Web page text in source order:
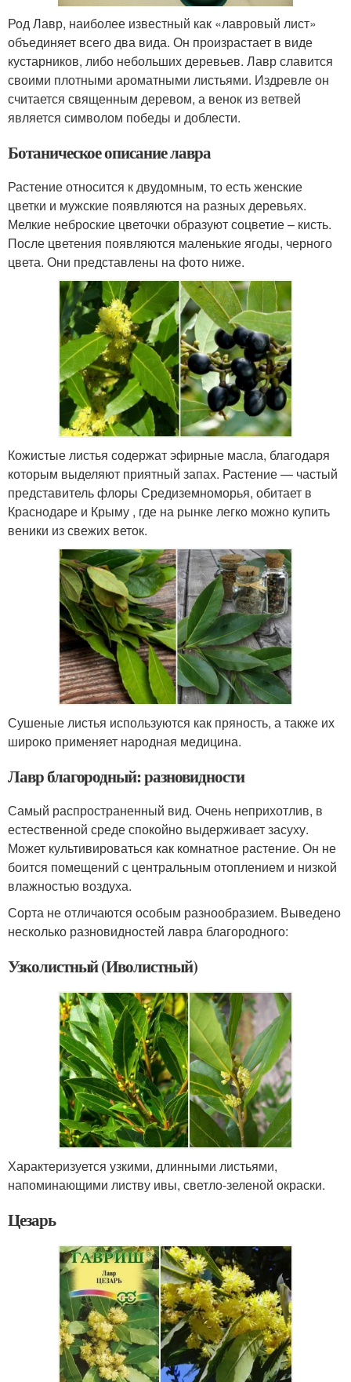
Род Лавр, наиболее известный как «лавровый лист»
объединяет всего два вида. Он произрастает в виде
кустарников, либо небольших деревьев. Лавр славится
своими плотными ароматными листьями. Издревле он
считается священным деревом, а венок из ветвей
является символом победы и доблести.
Ботаническое описание лавра
Растение относится к двудомным, то есть женские
цветки и мужские появляются на разных деревьях.
Мелкие неброские цветочки образуют соцветие – кисть.
После цветения появляются маленькие ягоды, черного
цвета. Они представлены на фото ниже.
Кожистые листья содержат эфирные масла, благодаря
которым выделяют приятный запах. Растение — частый
представитель флоры Средиземноморья, обитает в
Краснодаре и Крыму , где на рынке легко можно купить
веники из свежих веток.
Сушеные листья используются как пряность, а также их
широко применяет народная медицина.
Лавр благородный: разновидности
Самый распространенный вид. Очень неприхотлив, в
естественной среде спокойно выдерживает засуху.
Может культивироваться как комнатное растение. Он не
боится помещений с центральным отоплением и низкой
влажностью воздуха.
Сорта не отличаются особым разнообразием. Выведено
несколько разновидностей лавра благородного:
Узколистный (Иволистный)
Характеризуется узкими, длинными листьями,
напоминающими листву ивы, светло-зеленой окраски.
Цезарь